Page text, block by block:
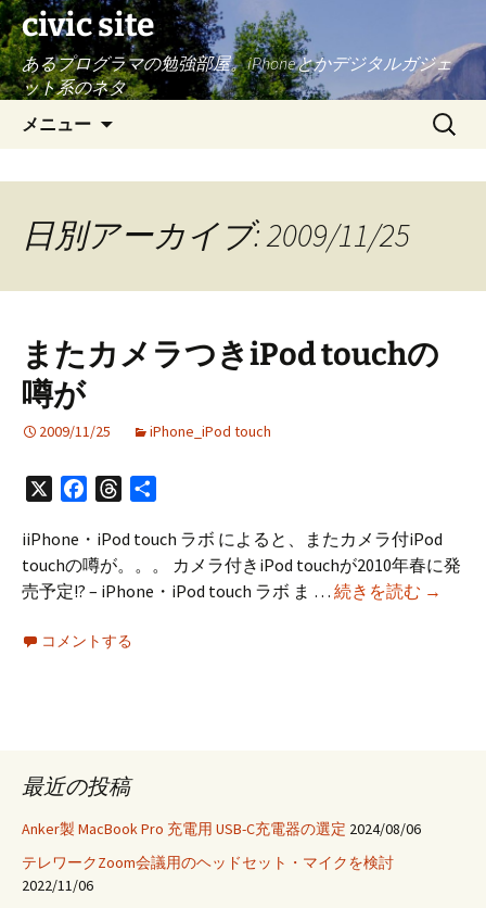
civic site
あるプログラマの勉強部屋。iPhoneとかデジタルガジェ
ット系のネタ
メニュー
へ
キ
プ
検
索:
日別アーカイブ: 2009/11/25
またカメラつきiPod touchの
噂が
2009/11/25 iPhone_iPod touch
FacebookThreads
iiPhone・iPod touch ラボ によると、またカメラ付iPod
touchの噂が。。。 カメラ付きiPod touchが2010年春に発
売予定!? – iPhone・iPod touch ラボ ま … 続きを読む ま
→
コメントする
最近の投稿
Anker製 MacBook Pro 充電用 USB-C充電器の選定 2024/08/06
テレワークZoom会議用のヘッドセット・マイクを検討
2022/11/06